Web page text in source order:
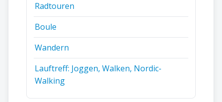
Radtouren
Boule
Wandern
Lauftreff: Joggen, Walken, Nordic-
Walking